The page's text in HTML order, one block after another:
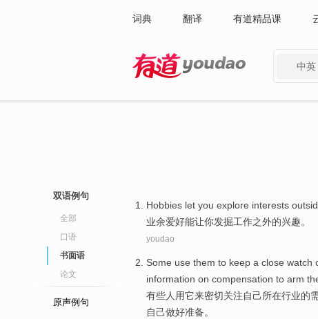
词典 翻译 有道精品课
中英
双语例句
全部
口语
书面语
论文
原声例句
Hobbies let you explore interests
业余爱好能让你发掘工作之外的兴趣。
youdao
Some use them to keep a close watch
information on compensation to arm
有些人 用它来密切关注自己所在行业的
自己做好准备。